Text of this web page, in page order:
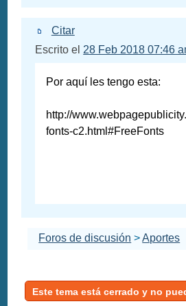
Citar
Escrito el 28 Feb 2018 07:46
Por aquí les tengo esta:
http://
fonts-c2.html#FreeFonts
Foros de discusión >Aportes
Este tema está cerrado y no